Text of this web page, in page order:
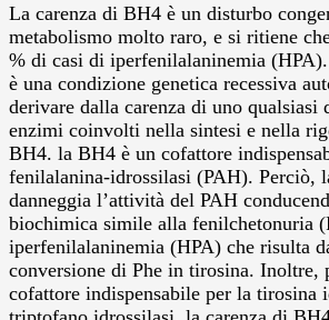
La carenza di BH4 è un disturbo
metabolismo molto raro, e si ritiene
% di casi di iperfenilalaninemia
è una condizione genetica recessiva
derivare dalla carenza di uno qualsiasi
enzimi coinvolti nella sintesi e nella
BH4. la BH4 è un cofattore
fenilalanina-idrossilasi (PAH). Perciò,
danneggia l’attività del PAH
biochimica simile alla fenilchetonuria
iperfenilalaninemia (HPA) che risulta
conversione di Phe in tirosina. Inoltre,
cofattore indispensabile per la tirosina